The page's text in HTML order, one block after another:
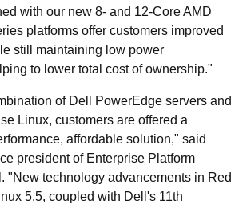
with our new 8- and 12-Core AMD
platforms offer customers improved
still maintaining low power
to lower total cost of ownership."
of Dell PowerEdge servers and
Linux, customers are offered a
affordable solution," said
president of Enterprise Platform
"New technology advancements in Red
5.5, coupled with Dell's 11th